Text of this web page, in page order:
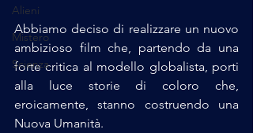
Alieni
Mistero
Scienza
Abbiamo deciso di realizzare un nuovo
ambizioso film che, partendo da una
forte critica al modello globalista, porti
alla luce storie di coloro che,
eroicamente, stanno costruendo una
Nuova Umanità.